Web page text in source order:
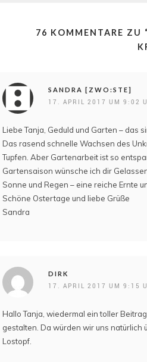
76 KOMMENTARE ZU
SANDRA [ZWO:STE]
17. APRIL 2017 UM 9:02
Liebe Tanja, Geduld und Garten – das
Das rasend schnelle Wachsen des
Tupfen. Aber Gartenarbeit ist so
Gartensaison wünsche ich dir
Sonne und Regen – eine reiche Ernte
Schöne Ostertage und liebe Grüße
Sandra
DIRK
17. APRIL 2017 UM 9:15
Hallo Tanja, wiedermal ein toller
gestalten. Da würden wir uns natürlich
Lostopf.